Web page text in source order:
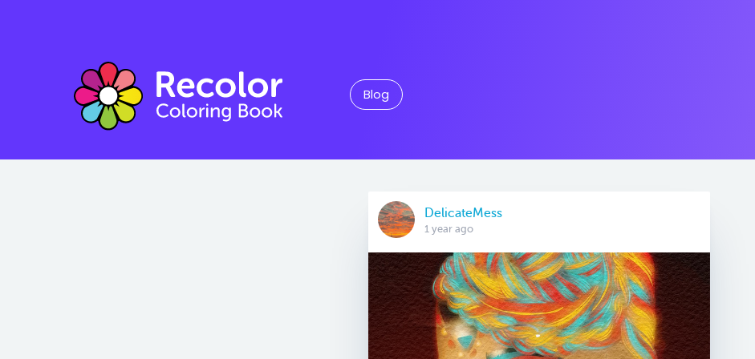
Blog
DelicateMess
1 year ago